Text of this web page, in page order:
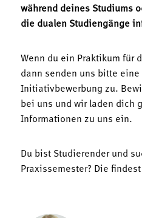
während deines Studiums
die dualen Studiengänge
Wenn du ein Praktikum für
dann senden uns bitte eine
Initiativbewerbung zu.
bei uns und wir laden dich
Informationen zu uns ein.
Du bist Studierender und
Praxissemester? Die